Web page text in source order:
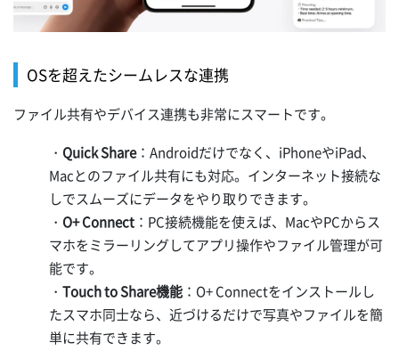
OSを超えたシームレスな連携
ファイル共有やデバイス連携も非常にスマートです。
・ Quick Share：Androidだけでなく、iPhoneやiPad、
Macとのファイル共有にも対応。インターネット接続な
しでスムーズにデータをやり取りできます。
・ O+ Connect ：PC接続機能を使えば、MacやPCからス
マホをミラーリングしてアプリ操作やファイル管理が可
能です。
・ Touch to Share機能 ：O+ Connectをインストールし
たスマホ同士なら、近づけるだけで写真やファイルを簡
単に共有できます。